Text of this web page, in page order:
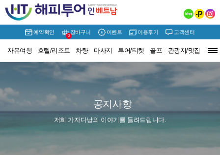
예약확인
0
장바구니 이벤트 이용후기 고객센터
자유여행 호텔/리조트 차량 마사지 투어/티켓 골프 관광지/맛집
여행정보
공지사항
저희 가자다낭의 이야기를 들려드립니다.